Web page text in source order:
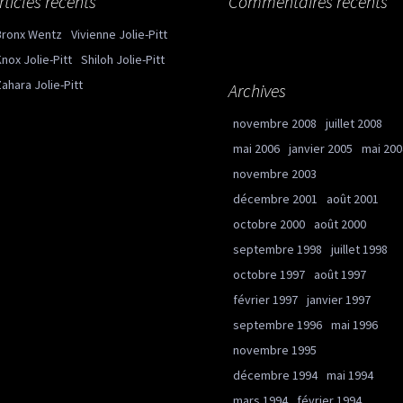
Wentz Vivienne Jolie-Pitt
Jolie-Pitt Shiloh Jolie-Pitt
Jolie-Pitt
Archives
novembre 2008
juillet 2008
mai 2006 janvier 2005
mai
novembre 2003
décembre 2001
août 2001
octobre 2000 août 2000
septembre 1998
juillet 1998
octobre 1997 août 1997
février 1997 janvier 1997
septembre 1996 mai 1996
novembre 1995
décembre 1994 mai 1994